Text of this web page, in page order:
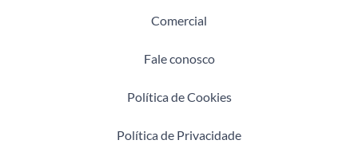
Comercial
Fale conosco
Política de Cookies
Política de Privacidade